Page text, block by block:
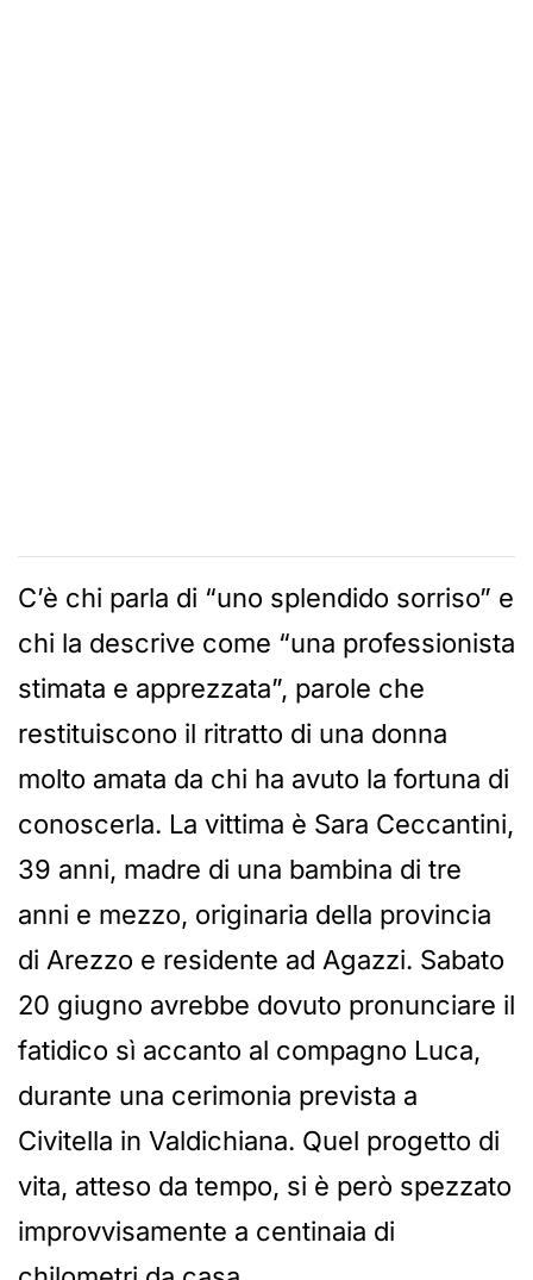
C’è chi parla di “uno splendido sorriso” e
chi la descrive come “una professionista
stimata e apprezzata”, parole che
restituiscono il ritratto di una donna
molto amata da chi ha avuto la fortuna di
conoscerla. La vittima è Sara Ceccantini,
39 anni, madre di una bambina di tre
anni e mezzo, originaria della provincia
di Arezzo e residente ad Agazzi. Sabato
20 giugno avrebbe dovuto pronunciare il
fatidico sì accanto al compagno Luca,
durante una cerimonia prevista a
Civitella in Valdichiana. Quel progetto di
vita, atteso da tempo, si è però spezzato
improvvisamente a centinaia di